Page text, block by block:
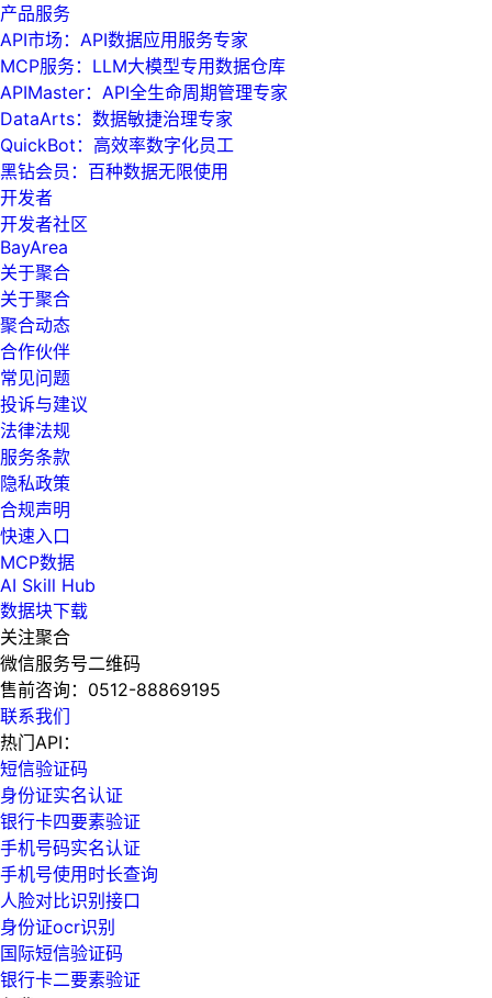
产品服务
API市场：API数据应用服务专家
MCP服务：LLM大模型专用数据仓库
APIMaster：API全生命周期管理专家
DataArts：数据敏捷治理专家
QuickBot：高效率数字化员工
黑钻会员：百种数据无限使用
开发者
开发者社区
BayArea
关于聚合
关于聚合
聚合动态
合作伙伴
常见问题
投诉与建议
法律法规
服务条款
隐私政策
合规声明
快速入口
MCP数据
AI Skill Hub
数据块下载
关注聚合
微信服务号二维码
售前咨询： 0512-88869195
联系我们
热门API：
短信验证码
身份证实名认证
银行卡四要素验证
手机号码实名认证
手机号使用时长查询
人脸对比识别接口
身份证ocr识别
国际短信验证码
银行卡二要素验证